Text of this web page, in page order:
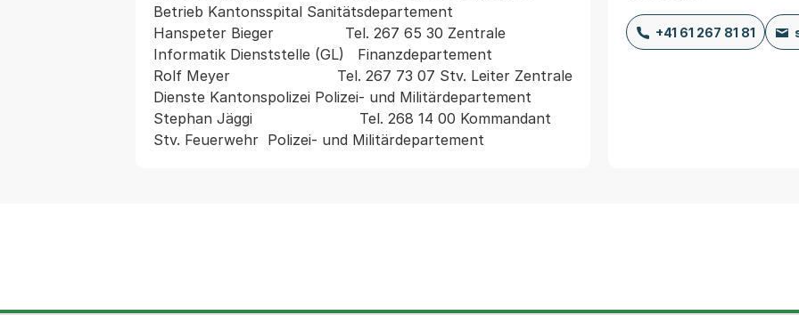
Betrieb Kantonsspital Sanitätsdepartement
Hanspeter Bieger                Tel. 267 65 30 Zentrale
Informatik Dienststelle (GL)   Finanzdepartement
Rolf Meyer                        Tel. 267 73 07 Stv. Leiter Zentrale
Dienste Kantonspolizei Polizei- und Militärdepartement
Stephan Jäggi                        Tel. 268 14 00 Kommandant
+41 61 267 81 81